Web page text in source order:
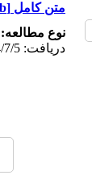
متن کامل [PDF 455 kb]
نوع مطالعه:
دریافت: 1394/7/5 | پذیرش: 1395/4/8 | انتشار: 1395/10/23